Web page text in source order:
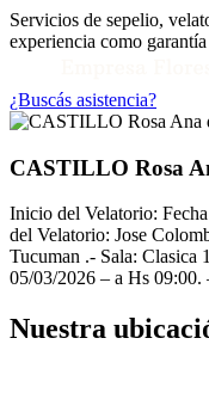
Servicios de sepelio,
experiencia como garantía
¿Buscás asistencia?
CASTILLO Rosa
Inicio del Velatorio:
del Velatorio: Jose
Tucuman .- Sala: Clasica
05/03/2026 – a Hs
Nuestra